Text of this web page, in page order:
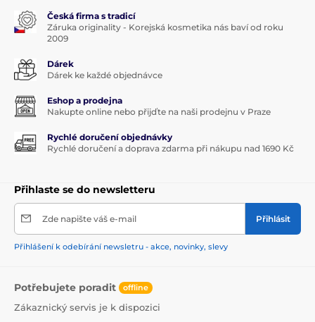
Česká firma s tradicí
Záruka originality - Korejská kosmetika nás baví od roku
2009
Dárek
Dárek ke každé objednávce
Eshop a prodejna
Nakupte online nebo přijďte na naši prodejnu v Praze
Rychlé doručení objednávky
Rychlé doručení a doprava zdarma při nákupu nad 1690 Kč
Přihlaste se do newsletteru
Zde napište váš e-mail Přihlásit
Přihlášení k odebírání newsletru - akce, novinky, slevy
Potřebujete poradit offline
Zákaznický servis je k dispozici